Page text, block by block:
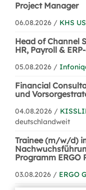
Project Manager
06.08.2026 / KHS
Head of Channel
HR, Payroll &
05.08.2026 /
Financial
und
04.08.2026 /
deutschlandweit
Trainee (m/w/d)
Programm ERGO
03.08.2026 / ERGO